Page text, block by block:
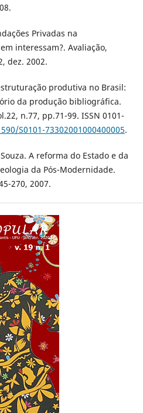
Privadas na
interessam?. Avaliação,
dez. 2002.
produtiva no Brasil:
da produção bibliográfica.
n.77, pp.71-99. ISSN 0101-
S0101-73302001000400005.
A reforma do Estado e da
da Pós-Modernidade.
270, 2007.